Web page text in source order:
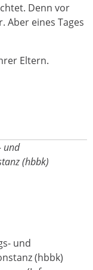
Denn vor
Aber eines Tages
Eltern.
und
(hbbk)
und
(hbbk)